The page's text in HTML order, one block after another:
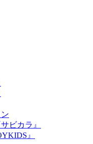
ビカラ』
』